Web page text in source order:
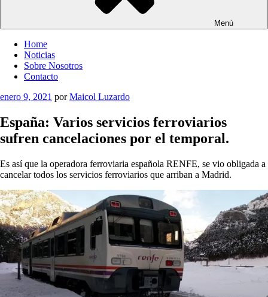
Menú
Home
Noticias
Sobre Nosotros
Contacto
Publicado
enero 9, 2021 porMaicol Luzardo
España: Varios servicios ferroviarios
sufren cancelaciones por el temporal.
Es así que la operadora ferroviaria española RENFE, se vio obligada a
cancelar todos los servicios ferroviarios que arriban a Madrid.